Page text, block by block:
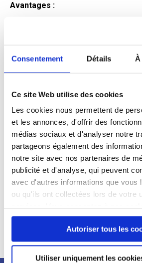
Consentement Détails
Ce site Web utilise des cookies
Les cookies nous permettent de
et les annonces, d'offrir des
médias sociaux et d'analyser notre
partageons également des
notre site avec nos partenaires de
publicité et d'analyse, qui peuvent
avec d'autres informations que vous
ou qu'ils ont collectées lors de votre
continuez à utiliser notre site Web.
Autoriser tous les
Utiliser uniquement les
Avantages :
candidat
Qualifications et diplômes :
Profil recherché :
Expérience :
de